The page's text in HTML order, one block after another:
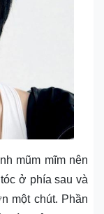
mũm mĩm nên
ở phía sau và
một chút. Phần